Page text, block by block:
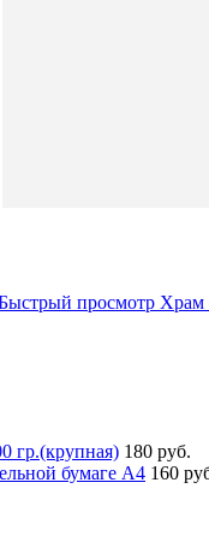
просмотр Храм
гр.(крупная) 180 руб.
бумаге А4 160